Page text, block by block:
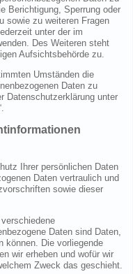
Berichtigung, Sperrung oder
sowie zu weiteren Fragen
unter der im
Des Weiteren steht
Aufsichtsbehörde zu.
Umständen die
Daten zu
Datenschutzerklärung unter
Ihrer persönlichen Daten
Daten vertraulich und
sowie dieser
Daten sind Daten,
können. Die vorliegende
wir erheben und wofür wir
Zweck das geschieht.